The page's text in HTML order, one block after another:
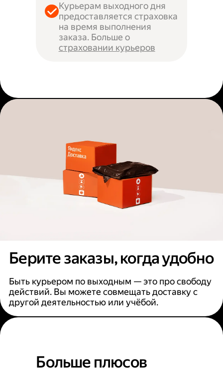
Курьерам выходного дня
предоставляется страховка
на время выполнения
заказа. Больше о
страховании курьеров
Берите заказы, когда удобно
Быть курьером по выходным — это про свободу
действий. Вы можете совмещать доставку с
другой деятельностью или учёбой.
Больше плюсов